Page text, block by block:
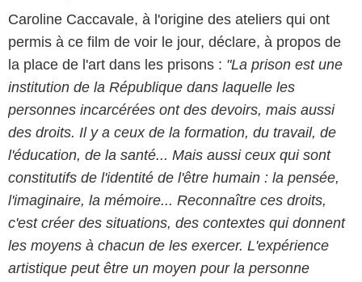
Caroline Caccavale, à l'origine des ateliers qui ont
permis à ce film de voir le jour, déclare, à propos de
la place de l'art dans les prisons : "La prison est une
institution de la République dans laquelle les
personnes incarcérées ont des devoirs, mais aussi
des droits. Il y a ceux de la formation, du travail, de
l'éducation, de la santé... Mais aussi ceux qui sont
constitutifs de l'identité de l'être humain : la pensée,
l'imaginaire, la mémoire... Reconnaître ces droits,
c'est créer des situations, des contextes qui donnent
les moyens à chacun de les exercer. L'expérience
artistique peut être un moyen pour la personne